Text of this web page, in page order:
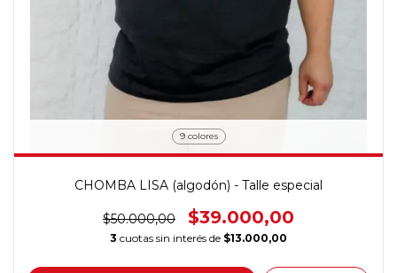
9 colores
CHOMBA LISA (algodón) - Talle especial
$50.000,00 $39.000,00
3 cuotas sin interés de $13.000,00